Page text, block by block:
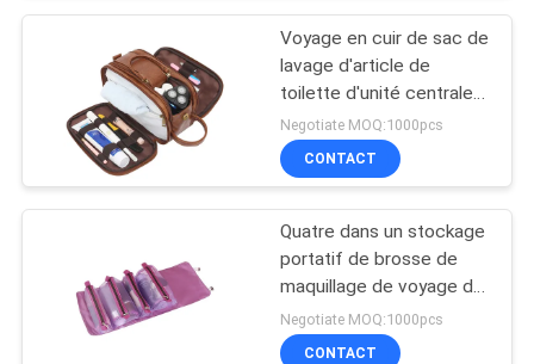
Voyage en cuir de sac de
lavage d'article de
toilette d'unité centrale
d'hommes de salle de
bains rasant Dopp Kit
Water Resistant
Negotiate MOQ:1000pcs
CONTACT
Quatre dans un stockage
portatif de brosse de
maquillage de voyage de
Mesh Folding Makeup
Wash Bag
Negotiate MOQ:1000pcs
CONTACT